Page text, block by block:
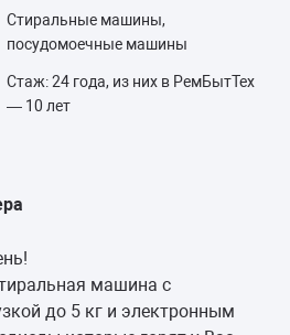
Стиральные машины,
посудомоечные машины
Стаж: 24 года, из них в РемБытТех
— 10 лет
машина с
до 5 кг и электронным